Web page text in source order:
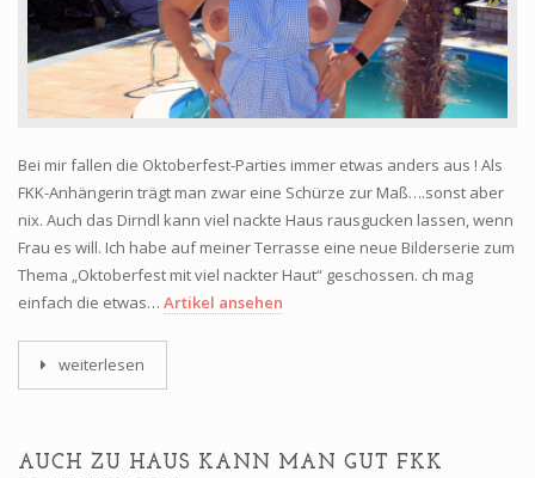
Bei mir fallen die Oktoberfest-Parties immer etwas anders aus ! Als
FKK-Anhängerin trägt man zwar eine Schürze zur Maß….sonst aber
nix. Auch das Dirndl kann viel nackte Haus rausgucken lassen, wenn
Frau es will. Ich habe auf meiner Terrasse eine neue Bilderserie zum
Thema „Oktoberfest mit viel nackter Haut“ geschossen. ch mag
einfach die etwas… Artikel ansehen
weiterlesen
AUCH ZU HAUS KANN MAN GUT FKK